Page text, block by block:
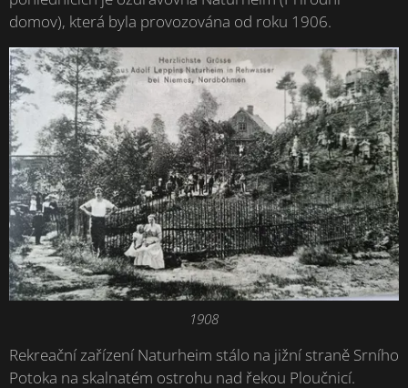
domov), která byla provozována od roku 1906.
1908
Rekreační zařízení Naturheim stálo na jižní straně Srního
Potoka na skalnatém ostrohu nad řekou Ploučnicí.